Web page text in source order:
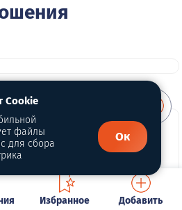
Избранное Добавить
Cookie
файлы
для сбора
Ок